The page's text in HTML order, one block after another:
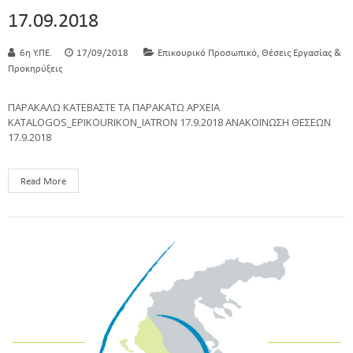
17.09.2018
6η Υ.ΠΕ. 17/09/2018 Επικουρικό Προσωπικό, Θέσεις Εργασίας &
Προκηρύξεις
ΠΑΡΑΚΑΛΩ ΚΑΤΕΒΑΣΤΕ ΤΑ ΠΑΡΑΚΑΤΩ ΑΡΧΕΙΑ
KATALOGOS_EPIKOURIKON_IATRON 17.9.2018 ΑΝΑΚΟΙΝΩΣΗ ΘΕΣΕΩΝ
17.9.2018
Read More